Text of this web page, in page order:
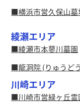
横浜市営久保山墓
綾瀬エリア
綾瀬市本蓼川墓園
龍洞院 (りゅうど
川崎エリア
川崎市営緑ヶ丘霊